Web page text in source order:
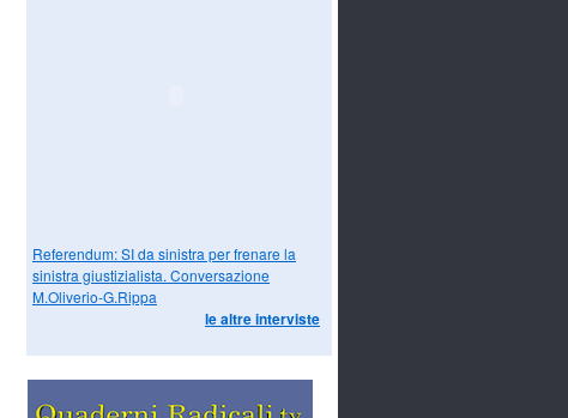
Referendum: SI da sinistra per frenare la
sinistra giustizialista. Conversazione
M.Oliverio-G.Rippa
le altre interviste